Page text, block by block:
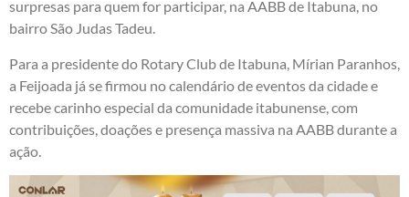
surpresas para quem for participar, na AABB de Itabuna, no
bairro São Judas Tadeu.
Para a presidente do Rotary Club de Itabuna, Mírian Paranhos,
a Feijoada já se firmou no calendário de eventos da cidade e
recebe carinho especial da comunidade itabunense, com
contribuições, doações e presença massiva na AABB durante a
ação.